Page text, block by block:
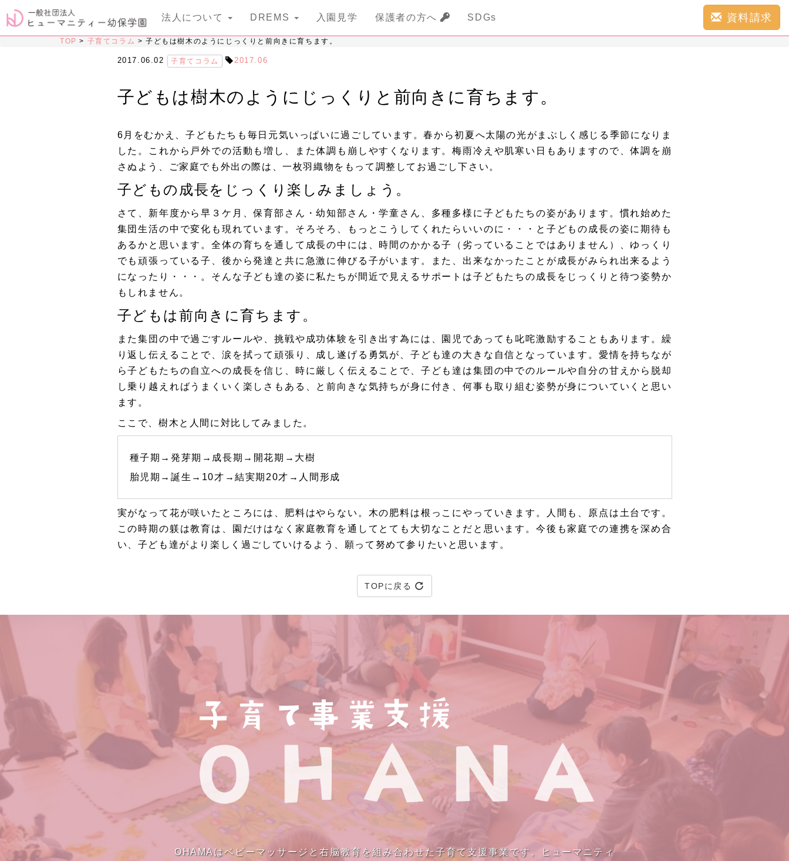
法人について DREMS 入園見学 保護者の方へ SDGs 資料請求
TOP > 子育てコラム >子どもは樹木のようにじっくりと前向きに育ちます。
2017.06.02 子育てコラム 2017.06
子どもは樹木のようにじっくりと前向きに育ちます。
6月をむかえ、子どもたちも毎日元気いっぱいに過ごしています。春から初夏へ太陽の光がまぶしく感じる季節になりま
した。これから戸外での活動も増し、また体調も崩しやすくなります。梅雨冷えや肌寒い日もありますので、体調を崩
さぬよう、ご家庭でも外出の際は、一枚羽織物をもって調整してお過ごし下さい。
子どもの成長をじっくり楽しみましょう。
さて、新年度から早３ケ月、保育部さん・幼知部さん・学童さん、多種多様に子どもたちの姿があります。慣れ始めた
集団生活の中で変化も現れています。そろそろ、もっとこうしてくれたらいいのに・・・と子どもの成長の姿に期待も
あるかと思います。全体の育ちを通して成長の中には、時間のかかる子（劣っていることではありません）、ゆっくり
でも頑張っている子、後から発達と共に急激に伸びる子がいます。また、出来なかったことが成長がみられ出来るよう
になったり・・・。そんな子ども達の姿に私たちが間近で見えるサポートは子どもたちの成長をじっくりと待つ姿勢か
もしれません。
子どもは前向きに育ちます。
また集団の中で過ごすルールや、挑戦や成功体験を引き出す為には、園児であっても叱咤激励することもあります。繰
り返し伝えることで、涙を拭って頑張り、成し遂げる勇気が、子ども達の大きな自信となっています。愛情を持ちなが
ら子どもたちの自立への成長を信じ、時に厳しく伝えることで、子ども達は集団の中でのルールや自分の甘えから脱却
し乗り越えればうまくいく楽しさもある、と前向きな気持ちが身に付き、何事も取り組む姿勢が身についていくと思い
ます。
ここで、樹木と人間に対比してみました。
種子期→発芽期→成長期→開花期→大樹
胎児期→誕生→10才→結実期20才→人間形成
実がなって花が咲いたところには、肥料はやらない。木の肥料は根っこにやっていきます。人間も、原点は土台です。
この時期の躾は教育は、園だけはなく家庭教育を通してとても大切なことだと思います。今後も家庭での連携を深め合
い、子ども達がより楽しく過ごしていけるよう、願って努めて参りたいと思います。
TOPに戻る
OHAMAはベビーマッサージと右脳教育を組み合わせた子育て支援事業です。ヒューマニティ